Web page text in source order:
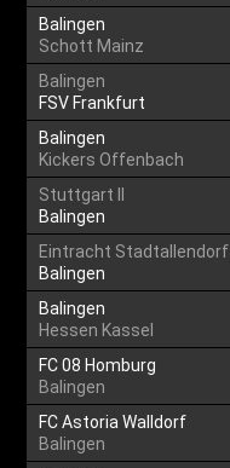
Balingen
Schott Mainz
Balingen
FSV Frankfurt
Balingen
Kickers Offenbach
Stuttgart II
Balingen
Eintracht Stadtallendorf
Balingen
Balingen
Hessen Kassel
FC 08 Homburg
Balingen
FC Astoria Walldorf
Balingen